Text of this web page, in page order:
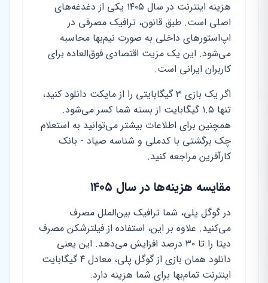
هزینه اینترنت در سال ۱۴۰۵ یکی از دغدغه‌های
اصلی است. طبق قانون، ترافیک مصرفی در
اپ‌استورهای داخلی به صورت نیم‌بها محاسبه
می‌شود. این یک مزیت اقتصادی فوق‌العاده برای
کاربران ایرانی است.
اگر یک بازی ۳ گیگابایتی را از مایکت دانلود کنید،
تنها ۱.۵ گیگابایت از بسته شما کسر می‌شود.
همچنین برای اطلاعات بیشتر می‌توانید به استعلام
چک برگشتی با کدملی و شناسه صیاد - بانک
کارآفرین مراجعه کنید.
مقایسه هزینه‌ها در سال ۱۴۰۵
در گوگل پلی، شما ترافیک بین‌الملل مصرف
می‌کنید. علاوه بر این، استفاده از فیلترشکن مصرف
دیتا را تا ۳۰ درصد افزایش می‌دهد. این یعنی
دانلود همان بازی از گوگل پلی، معادل ۴ گیگابایت
اینترنت تمام‌بها برای شما هزینه دارد.